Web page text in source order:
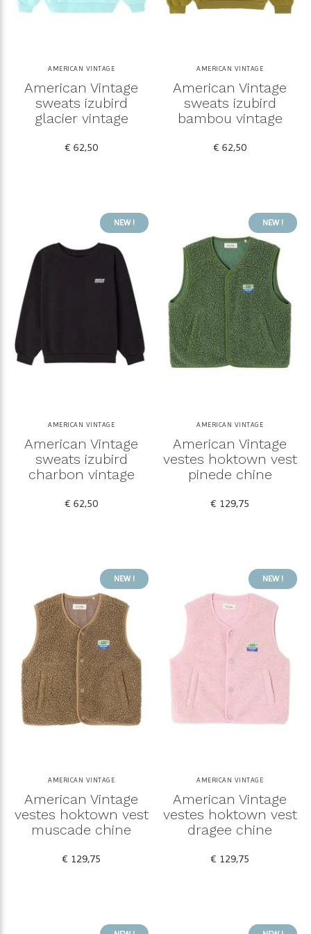
AMERICAN VINTAGE
American Vintage
sweats izubird
glacier vintage
€ 62,50
AMERICAN VINTAGE
American Vintage
sweats izubird
bambou vintage
€ 62,50
NEW !
AMERICAN VINTAGE
American Vintage
sweats izubird
charbon vintage
€ 62,50
NEW !
AMERICAN VINTAGE
American Vintage
vestes hoktown vest
pinede chine
€ 129,75
NEW !
AMERICAN VINTAGE
American Vintage
vestes hoktown vest
muscade chine
€ 129,75
NEW !
AMERICAN VINTAGE
American Vintage
vestes hoktown vest
dragee chine
€ 129,75